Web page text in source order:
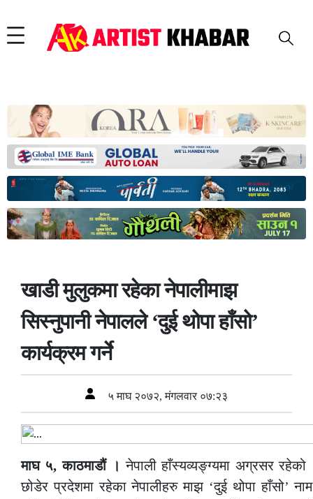
खाडी मुलुकमा रहेका नेपालीमाझ
सिस्नुपानी नेपालले ‘दुई थोपा हाँसो’
कार्यक्रम गर्ने
५ माघ २०७२, मंगलवार ०७:२३
माघ ५, काठमाडौं । नेपाली हाँस्यव्यङ्ग्यमा अग्रसर
छोडेर प्रदेशमा रहेका नेपालीहरु माझ ‘दुई थोपा हाँसो’